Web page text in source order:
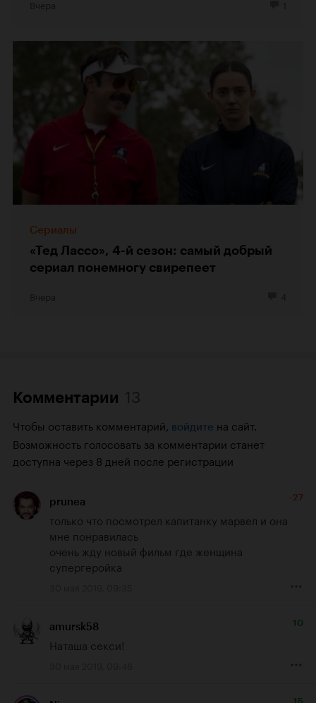
Сериалы
«Тед Лассо», 4-й сезон: самый добрый
сериал понемногу свирепеет
Комментарии
Чтобы оставить комментарий, войдите на сайт.
Возможность голосовать за комментарии станет
доступна через 8 дней после регистрации
prunea -27
только что посмотрел капитанку марвел и она
мне понравилась
очень жду новый фильм где женщина
супергеройка
amursk58 10
Наташа секси!